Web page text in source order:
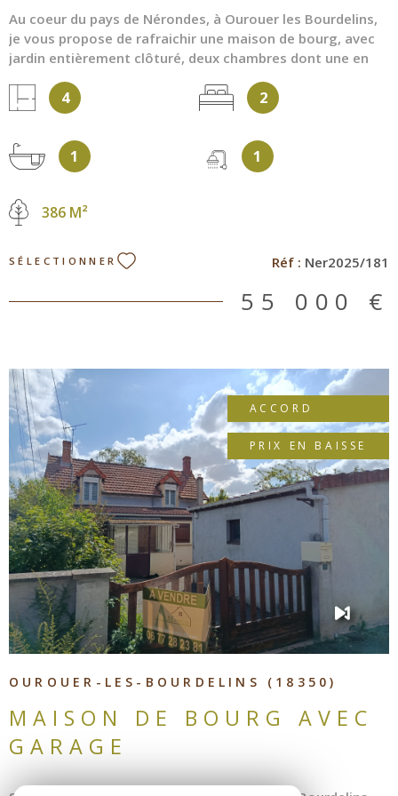
Au coeur du pays de Nérondes, à Ourouer les Bourdelins,
je vous propose de rafraichir une maison de bourg, avec
jardin entièrement clôturé, deux chambres dont une en
120 m², et reliée au tout à l'égout. Actuellement une
chaudière au fuel permet le confort du chauffage central
double vitrage bois avec des volets. Le garage est
traversant afin d'accéder au jardin avec tout le matériel
Dans la suite de séjour de 37 m² vous avez un bureau qui
sanitaires. Vous êtes au pied de l'école, mais également
de magnifiques chemin de randonnée dans la campagne
environnante. Les sanitaires sont également à remettre à
votre goût. Un atelier est attenant à la maison pour le
piscine. J'attend vos appels pour plus de renseignements
au 06 77 28 23 81 ou par mail a.pavin@aude-immo-18.com
Les informations sur les risques auxquels ce bien est
exposé sont disponibles sur le site Géorisques
4 2
1 1
386 M²
SÉLECTIONNER Réf : Ner2025/181
55 000 €
OUROUER-LES-BOURDELINS (18350)
MAISON DE BOURG AVEC
GARAGE
ACCORD
PRIX EN BAISSE
VOIR LE BIEN